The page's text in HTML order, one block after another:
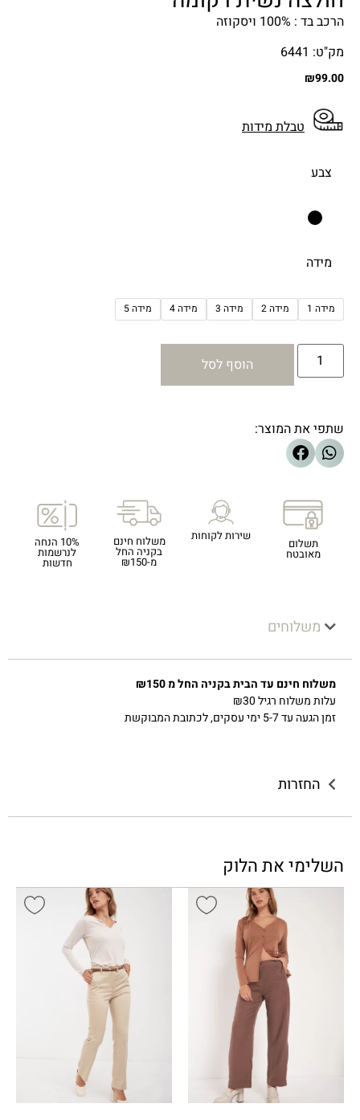
הרכב בד : 100% ויסקוזה
מק"ט: 6441
₪99.00
טבלת מידות
צבע
מידה
מידה 1 מידה 2 מידה 3 מידה 4 מידה 5
הוסף לסל
שתפי את המוצר:
תשלום
מאובטח
שירות לקוחות משלוח חינם
בקניה החל
מ-₪150
10% הנחה
לנרשמות
חדשות
משלוחים
משלוח חינם עד הבית בקניה החל מ ₪150
עלות משלוח רגיל ₪30
זמן הגעה עד 5-7 ימי עסקים, לכתובת המבוקשת
החזרות
השלימי את הלוק